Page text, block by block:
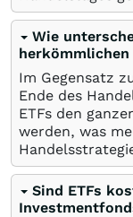
Wie
herkömmlichen
Im Gegensatz
Ende des
ETFs den
werden, was
Sind ETFs